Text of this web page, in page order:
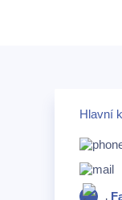
Hlavní